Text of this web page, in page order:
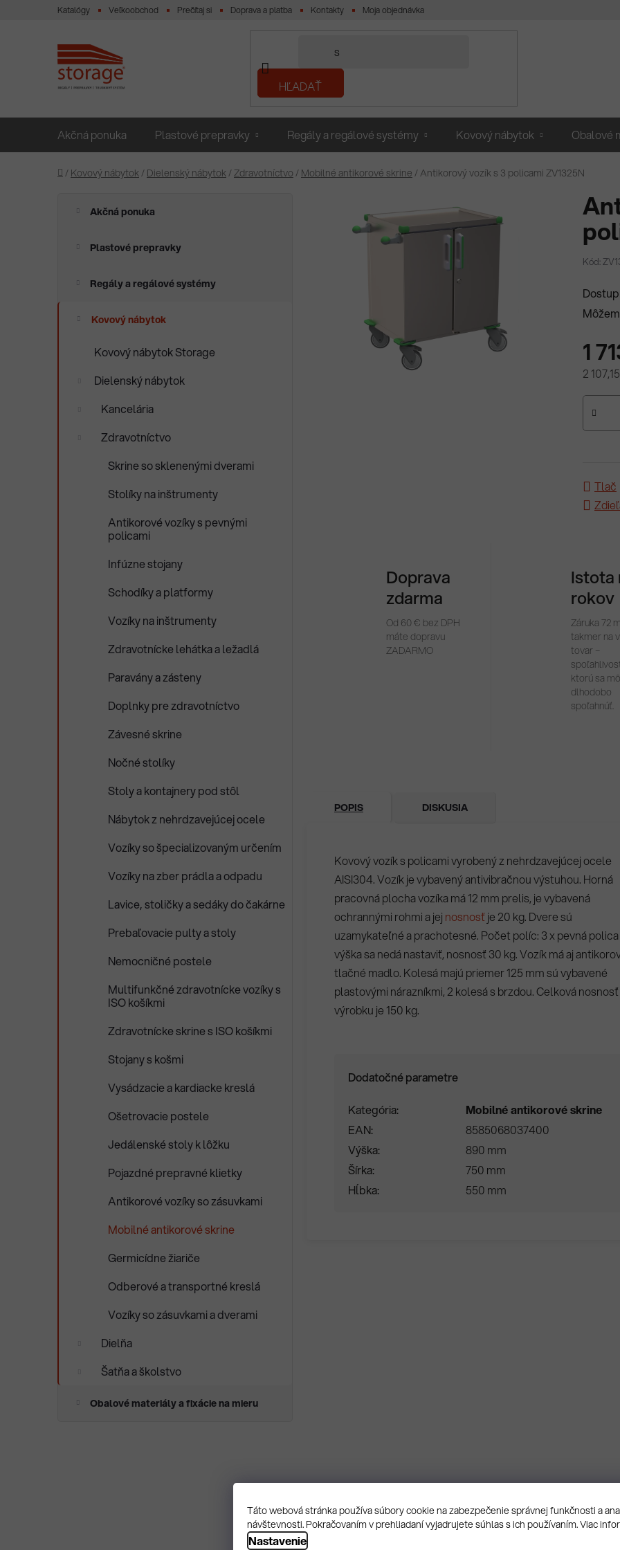
Táto webová stránka používa súbory cookie na zabezpečenie správnej funkčnosti a
návštevnosti. Pokračovaním v prehliadaní vyjadrujete súhlas s ich používaním. Viac
Nastavenie
Katalógy Veľkoobchod Prečítaj si Doprava a platba Kontakty Moja objednávka
HĽADAŤ
Akčná ponuka Plastové prepravky Regály a regálové systémy Kovový nábytok Obalové
Domov
/ Kovový nábytok/ Dielenský nábytok/Zdravotníctvo / Mobilné antikorové skrine /Antikorový vozík s 3 policami ZV1325N
a
kategórie
i
Akčná ponuka
Plastové prepravky
Regály a regálové systémy
Kovový nábytok
Kovový nábytok Storage
Dielenský nábytok
Kancelária
Zdravotníctvo
Skrine so sklenenými dverami
Stolíky na inštrumenty
Antikorové vozíky s pevnými
policami
Infúzne stojany
Schodíky a platformy
Vozíky na inštrumenty
Zdravotnícke lehátka a ležadlá
Paravány a zásteny
Doplnky pre zdravotníctvo
Závesné skrine
Nočné stolíky
Stoly a kontajnery pod stôl
Nábytok z nehrdzavejúcej ocele
Vozíky so špecializovaným určením
Vozíky na zber prádla a odpadu
Lavice, stoličky a sedáky do čakárne
Prebaľovacie pulty a stoly
Nemocničné postele
Multifunkčné zdravotnícke vozíky s
ISO košíkmi
Zdravotnícke skrine s ISO košíkmi
Stojany s košmi
Vysádzacie a kardiacke kreslá
Ošetrovacie postele
Jedálenské stoly k lôžku
Pojazdné prepravné klietky
Antikorové vozíky so zásuvkami
Mobilné antikorové skrine
Germicídne žiariče
Odberové a transportné kreslá
Vozíky so zásuvkami a dverami
Dielňa
Šatňa a školstvo
Obalové materiály a fixácie na mieru
Kód:
1
2
Tlač
Doprava
zdarma
Od 60 € bez DPH
máte dopravu
ZADARMO
Istota
rokov
Záruka 72
takmer na
tovar –
ktorú sa
dlhodobo
spoľahnúť.
POPIS DISKUSIA
Kovový vozík s policami vyrobený z nehrdzavejúcej ocele
AISI304. Vozík je vybavený antivibračnou výstuhou. Horná
pracovná plocha vozíka má 12 mm prelis, je vybavená
ochrannými rohmi a jej nosnosť je 20 kg. Dvere sú
uzamykateľné a prachotesné. Počet políc: 3 x pevná
výška sa nedá nastaviť, nosnosť 30 kg. Vozík má aj
tlačné madlo. Kolesá majú priemer 125 mm sú vybavené
plastovými nárazníkmi, 2 kolesá s brzdou. Celková nosnosť
výrobku je 150 kg.
Dodatočné parametre
Kategória
Mobilné antikorové skrine
EAN
8585068037400
Výška
890 mm
Šírka
750 mm
Hĺbka
550 mm